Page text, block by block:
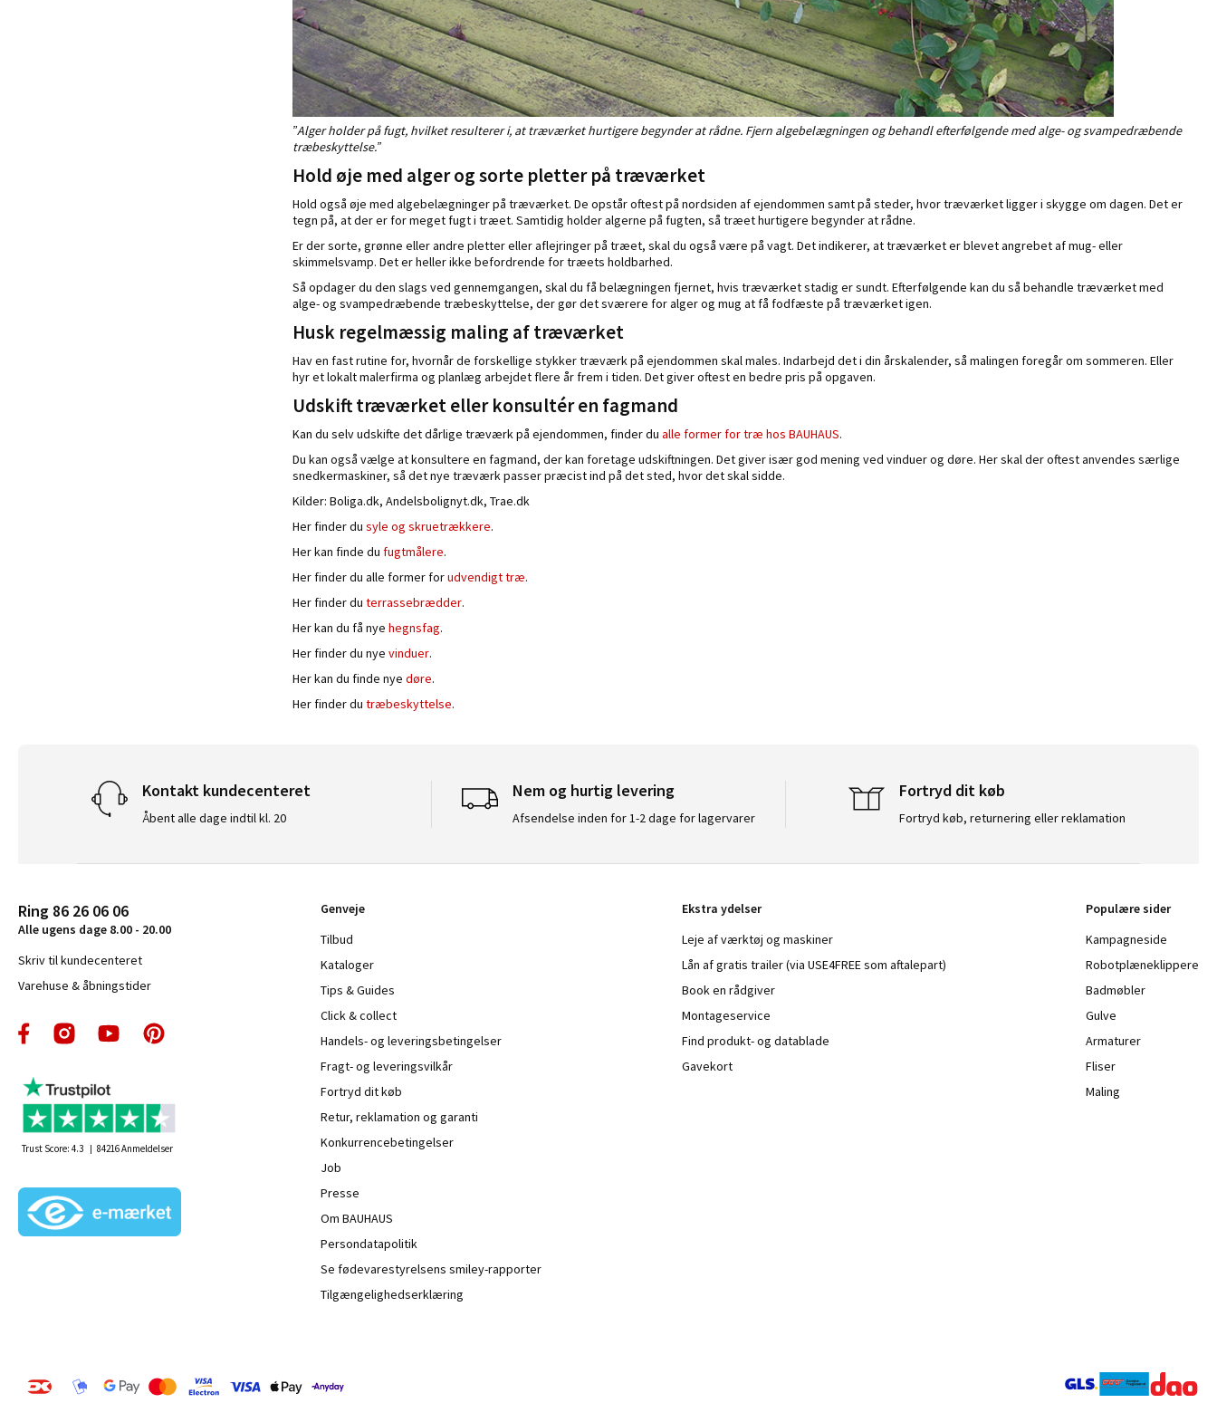
”Alger holder på fugt, hvilket resulterer i, at træværket hurtigere begynder at rådne. Fjern algebelægningen og behandl efterfølgende med alge- og svampedræbende
træbeskyttelse.”
Hold øje med alger og sorte pletter på træværket
Hold også øje med algebelægninger på træværket. De opstår oftest på nordsiden af ejendommen samt på steder, hvor træværket ligger i skygge om dagen. Det er
tegn på, at der er for meget fugt i træet. Samtidig holder algerne på fugten, så træet hurtigere begynder at rådne.
Er der sorte, grønne eller andre pletter eller aflejringer på træet, skal du også være på vagt. Det indikerer, at træværket er blevet angrebet af mug- eller
skimmelsvamp. Det er heller ikke befordrende for træets holdbarhed.
Så opdager du den slags ved gennemgangen, skal du få belægningen fjernet, hvis træværket stadig er sundt. Efterfølgende kan du så behandle træværket med
alge- og svampedræbende træbeskyttelse, der gør det sværere for alger og mug at få fodfæste på træværket igen.
Husk regelmæssig maling af træværket
Hav en fast rutine for, hvornår de forskellige stykker træværk på ejendommen skal males. Indarbejd det i din årskalender, så malingen foregår om sommeren. Eller
hyr et lokalt malerfirma og planlæg arbejdet flere år frem i tiden. Det giver oftest en bedre pris på opgaven.
Udskift træværket eller konsultér en fagmand
Kan du selv udskifte det dårlige træværk på ejendommen, finder du alle former for træ hos BAUHAUS.
Du kan også vælge at konsultere en fagmand, der kan foretage udskiftningen. Det giver især god mening ved vinduer og døre. Her skal der oftest anvendes særlige
snedkermaskiner, så det nye træværk passer præcist ind på det sted, hvor det skal sidde.
Kilder: Boliga.dk, Andelsbolignyt.dk, Trae.dk
Her finder du syle og skruetrækkere.
Her kan finde du fugtmålere.
Her finder du alle former forudvendigt træ.
Her finder du terrassebrædder.
Her kan du få nye hegnsfag.
Her finder du nye vinduer.
Her kan du finde nye døre.
Her finder du træbeskyttelse.
Kontakt kundecenteret
Åbent alle dage indtil kl. 20
Nem og hurtig levering
Afsendelse inden for 1-2 dage for lagervarer
Fortryd dit køb
Fortryd køb, returnering eller reklamation
Ring 86 26 06 06
Alle ugens dage 8.00 - 20.00
Skriv til kundecenteret
Varehuse & åbningstider
Trust Score: 4.3 84216Anmeldelser
Genveje
Tilbud
Kataloger
Tips & Guides
Click & collect
Handels- og leveringsbetingelser
Fragt- og leveringsvilkår
Fortryd dit køb
Retur, reklamation og garanti
Konkurrencebetingelser
Job
Presse
Om BAUHAUS
Persondatapolitik
Se fødevarestyrelsens smiley-rapporter
Tilgængelighedserklæring
Ekstra ydelser
Leje af værktøj og maskiner
Lån af gratis trailer (via USE4FREE som aftalepart)
Book en rådgiver
Montageservice
Find produkt- og datablade
Gavekort
Populære sider
Kampagneside
Robotplæneklippere
Badmøbler
Gulve
Armaturer
Fliser
Maling